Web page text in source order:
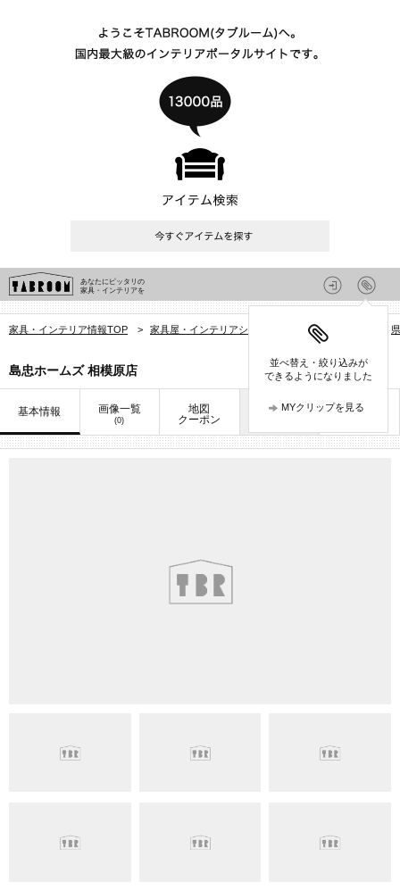
あなたにピッタリの
家具・インテリアを
並べ替え・絞り込みが
できるようになりました
MYクリップを見る
家具・インテリア情報TOP > 家具屋・インテリアショップを探す >
島忠ホームズ 相模原店
基本情報 画像一覧
(0)
地図
クーポン
お知らせ 口コミ